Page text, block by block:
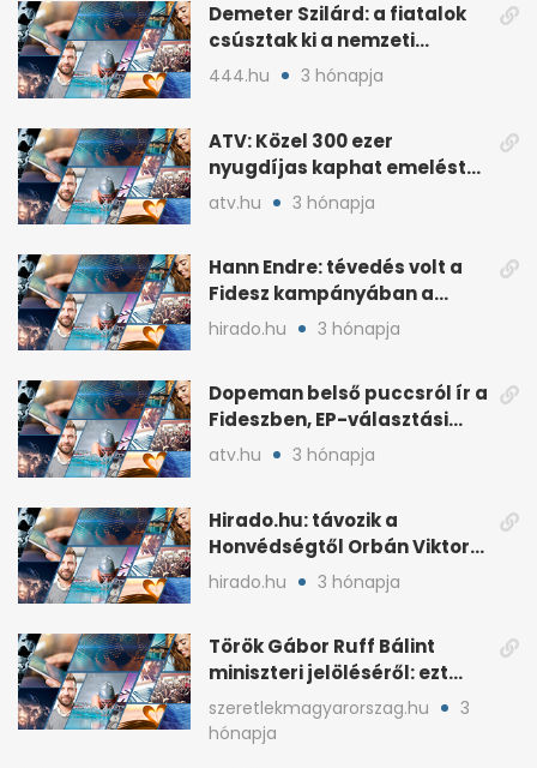
Demeter Szilárd: a fiatalok
csúsztak ki a nemzeti
kultúrából
444.hu 3 hónapja
ATV: Közel 300 ezer
nyugdíjas kaphat emelést
idén a Tisza terve szerint
atv.hu 3 hónapja
Hann Endre: tévedés volt a
Fidesz kampányában a
háborús veszély
hirado.hu 3 hónapja
Dopeman belső puccsról ír a
Fideszben, EP-választási
árral
atv.hu 3 hónapja
Hirado.hu: távozik a
Honvédségtől Orbán Viktor
fia, Orbán Gáspár
hirado.hu 3 hónapja
Török Gábor Ruff Bálint
miniszteri jelöléséről: ezt
írta a posztjában
szeretlekmagyarorszag.hu
3
hónapja